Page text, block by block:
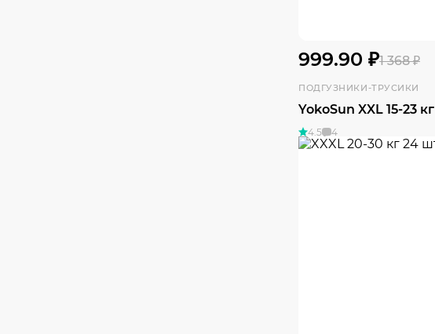
999.90 ₽1 368 ₽
ПОДГУЗНИКИ-ТРУСИКИ
YokoSun XXL 15-23 кг
4.5 4